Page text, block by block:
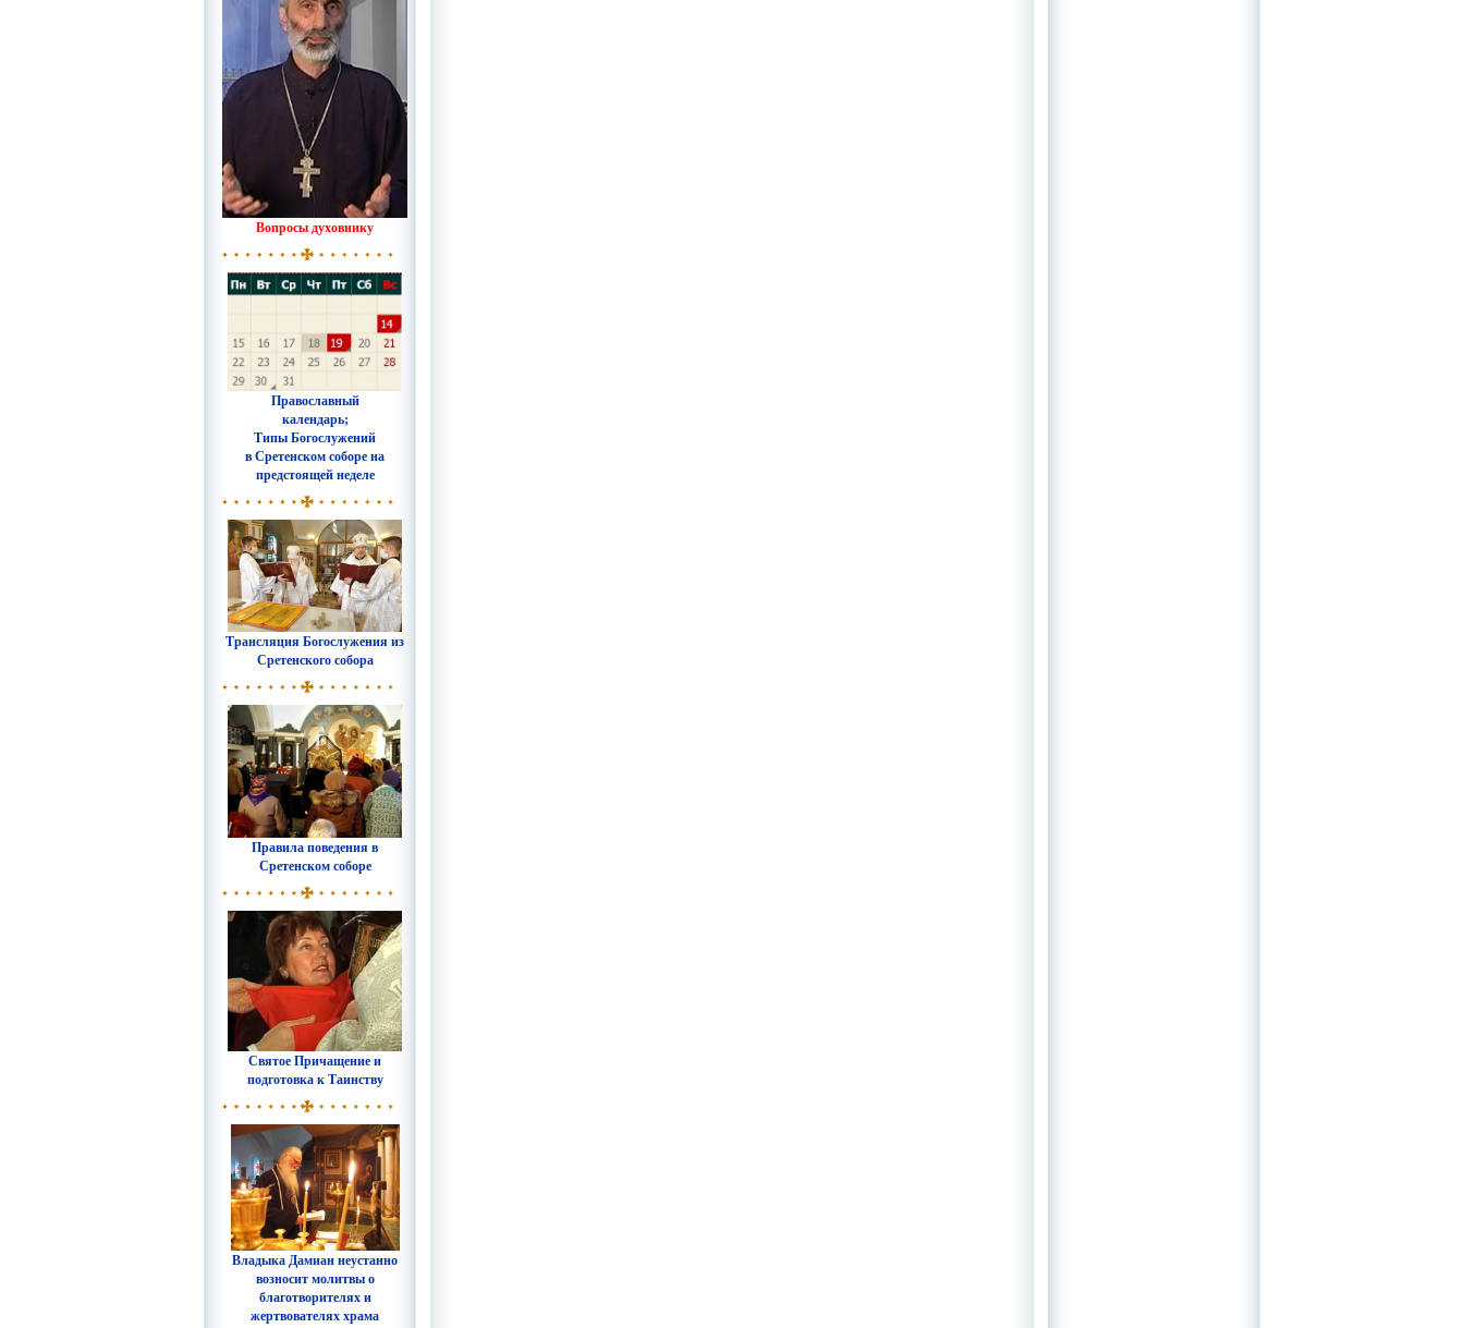
Вопросы духовнику
Православный
календарь;
Типы Богослужений
в Сретенском соборе на
предстоящей неделе
Трансляция Богослужения из
Сретенского собора
Правила поведения в
Сретенском соборе
Святое Причащение и
подготовка к Таинству
Владыка Дамиан неустанно
возносит молитвы о
благотворителях и
жертвователях храма